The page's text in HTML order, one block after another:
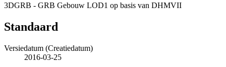
3DGRB - GRB Gebouw LOD1 op basis van DHMVII
Standaard
Versiedatum (Creatiedatum)
2016-03-25